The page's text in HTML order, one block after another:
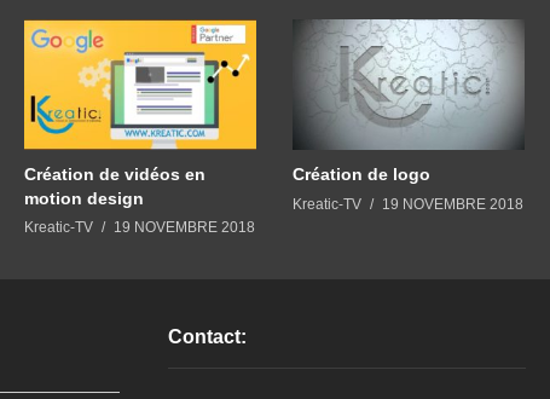
Création de vidéos en
motion design
Kreatic-TV 19 NOVEMBRE 2018
Création de logo
Kreatic-TV 19 NOVEMBRE 2018
Contact: